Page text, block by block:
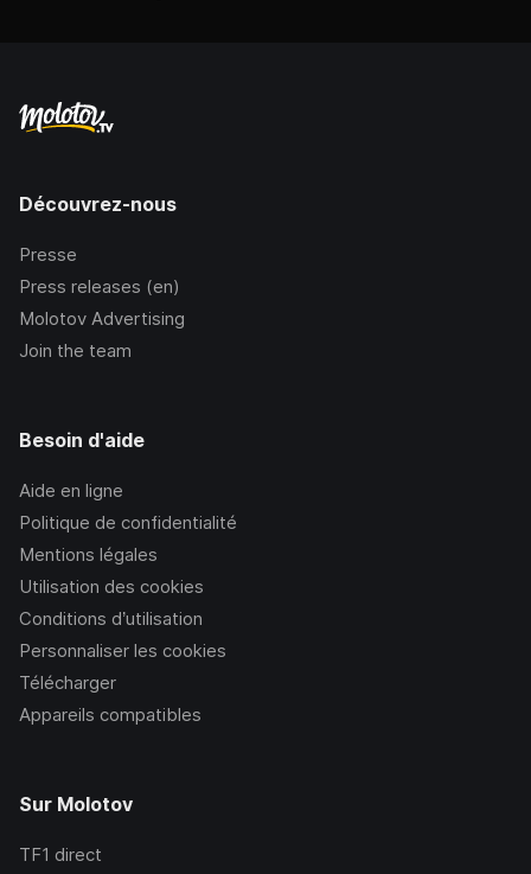
Découvrez-nous
Presse
Press releases (en)
Molotov Advertising
Join the team
Besoin d'aide
Aide en ligne
Politique de confidentialité
Mentions légales
Utilisation des cookies
Conditions d’utilisation
Personnaliser les cookies
Télécharger
Appareils compatibles
Sur Molotov
TF1 direct